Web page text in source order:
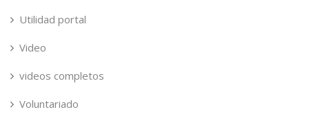
Utilidad portal
Video
videos completos
Voluntariado